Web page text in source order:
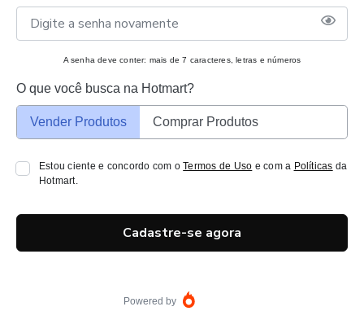
A senha deve conter: mais de 7 caracteres, letras e números
O que você busca na Hotmart?
Vender Produtos Comprar Produtos
Estou ciente e concordo com oTermos de Uso e com a Políticas da
Hotmart.
Cadastre-se agora
Powered by